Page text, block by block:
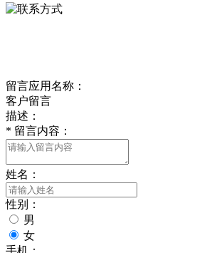
留言应用名称：
客户留言
描述：
* 留言内容：
姓名：
性别：
男
女